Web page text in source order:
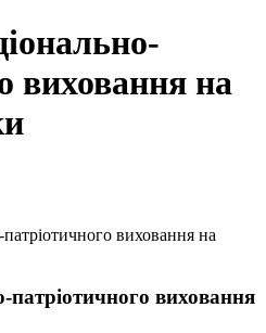
виховання на
патріотичного виховання на
патріотичного виховання